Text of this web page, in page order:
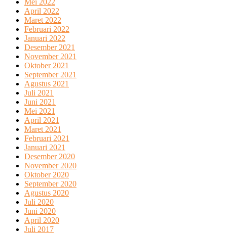
April 2022
Maret 2022
Februari 2022
Januari 2022
Desember 2021
November 2021
Oktober 2021
September 2021
Agustus 2021
Juli 2021
Juni 2021
Mei 2021
April 2021
Maret 2021
Februari 2021
Januari 2021
Desember 2020
November 2020
Oktober 2020
September 2020
Agustus 2020
Juli 2020
Juni 2020
April 2020
Juli 2017